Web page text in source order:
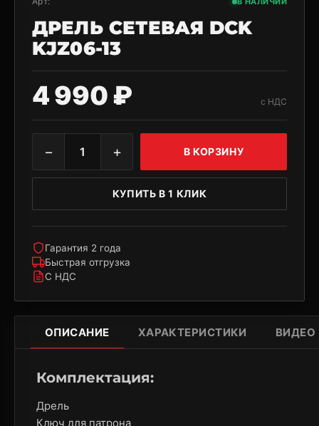
ОПИСАНИЕ ХАРАКТЕРИСТИКИ ВИДЕО
Комплектация:
Дрель
Ключ для патрона
ДРЕЛЬ СЕТЕВАЯ DCK
KJZ06-13
4 990 ₽ с НДС
− 1 + В КОРЗИНУ
КУПИТЬ В 1 КЛИК
Гарантия 2 года
Быстрая отгрузка
С НДС